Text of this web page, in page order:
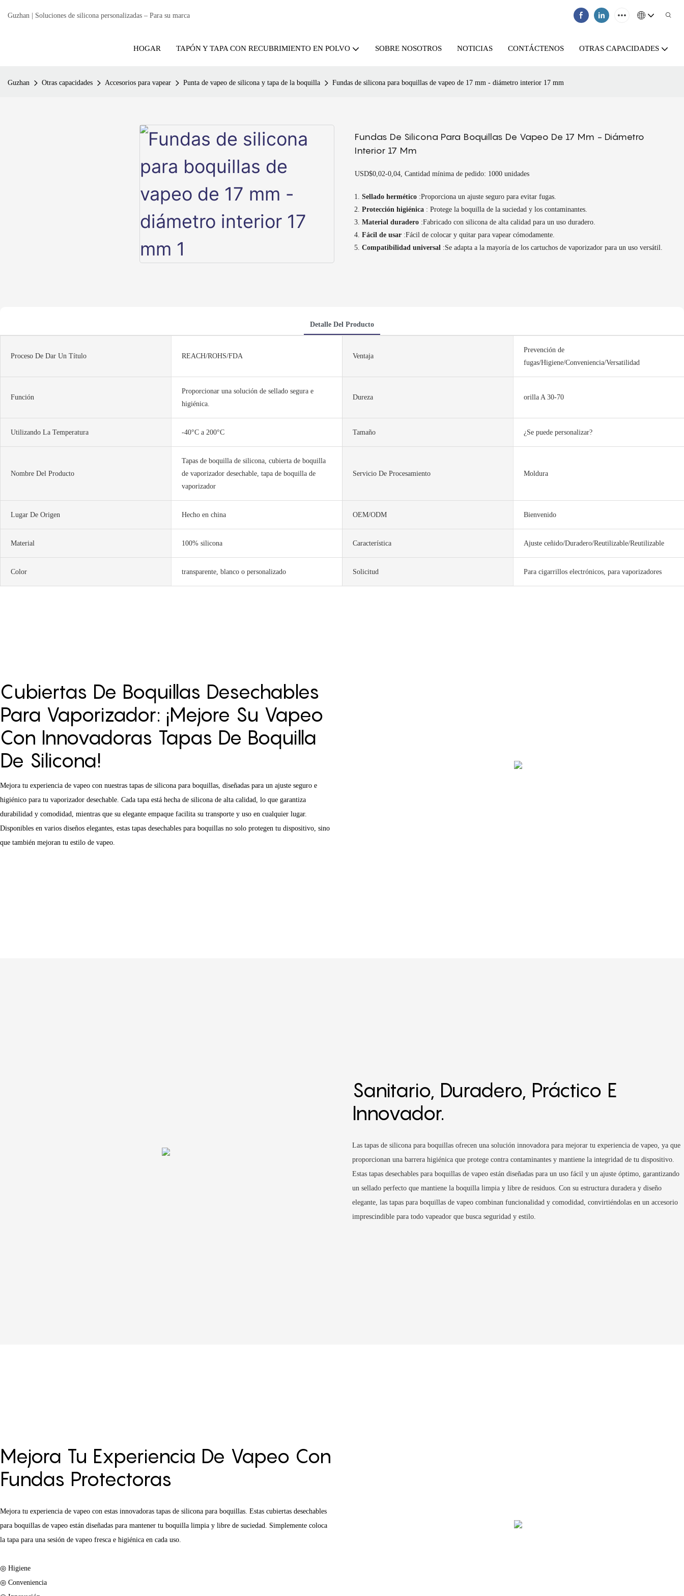
Guzhan | Soluciones de silicona personalizadas – Para su marca
HOGAR TAPÓN Y TAPA CON RECUBRIMIENTO EN POLVO SOBRE NOSOTROS NOTICIAS CONTÁCTENOS OTRAS CAPACIDADES
Guzhan Otras capacidades Accesorios para vapear Punta de vapeo de silicona y tapa de la boquilla Fundas de silicona para boquillas de vapeo de 17 mm - diámetro interior 17 mm
Fundas De Silicona Para Boquillas De Vapeo De 17 Mm - Diámetro
Interior 17 Mm
USD$0,02-0,04, Cantidad mínima de pedido: 1000 unidades
Sellado hermético :Proporciona un ajuste seguro para evitar fugas.
Protección higiénica : Protege la boquilla de la suciedad y los contaminantes.
Material duradero :Fabricado con silicona de alta calidad para un uso duradero.
Fácil de usar :Fácil de colocar y quitar para vapear cómodamente.
Compatibilidad universal :Se adapta a la mayoría de los cartuchos de vaporizador para un uso versátil.
Detalle Del Producto
Proceso De Dar Un Título REACH/ROHS/FDA Ventaja
Prevención de
fugas/Higiene/Conveniencia/Versatilidad
Función
Proporcionar una solución de sellado segura e
higiénica.
Dureza orilla A 30-70
Utilizando La Temperatura -40°C a 200°C Tamaño ¿Se puede personalizar?
Nombre Del Producto
Tapas de boquilla de silicona, cubierta de boquilla
de vaporizador desechable, tapa de boquilla de
vaporizador
Servicio De Procesamiento Moldura
Lugar De Origen Hecho en china OEM/ODM Bienvenido
Material 100% silicona Característica Ajuste ceñido/Duradero/Reutilizable/Reutilizable
Color transparente, blanco o personalizado Solicitud Para cigarrillos electrónicos, para vaporizadores
Cubiertas De Boquillas Desechables
Para Vaporizador: ¡mejore Su Vapeo
Con Innovadoras Tapas De Boquilla
De Silicona!
Mejora tu experiencia de vapeo con nuestras tapas de silicona para boquillas, diseñadas para un ajuste seguro e
higiénico para tu vaporizador desechable. Cada tapa está hecha de silicona de alta calidad, lo que garantiza
durabilidad y comodidad, mientras que su elegante empaque facilita su transporte y uso en cualquier lugar.
Disponibles en varios diseños elegantes, estas tapas desechables para boquillas no solo protegen tu dispositivo, sino
que también mejoran tu estilo de vapeo.
Sanitario, Duradero, Práctico E
Innovador.
Las tapas de silicona para boquillas ofrecen una solución innovadora para mejorar tu experiencia de vapeo, ya que
proporcionan una barrera higiénica que protege contra contaminantes y mantiene la integridad de tu dispositivo.
Estas tapas desechables para boquillas de vapeo están diseñadas para un uso fácil y un ajuste óptimo, garantizando
un sellado perfecto que mantiene la boquilla limpia y libre de residuos. Con su estructura duradera y diseño
elegante, las tapas para boquillas de vapeo combinan funcionalidad y comodidad, convirtiéndolas en un accesorio
imprescindible para todo vapeador que busca seguridad y estilo.
Mejora Tu Experiencia De Vapeo Con
Fundas Protectoras
Mejora tu experiencia de vapeo con estas innovadoras tapas de silicona para boquillas. Estas cubiertas desechables
para boquillas de vapeo están diseñadas para mantener tu boquilla limpia y libre de suciedad. Simplemente coloca
la tapa para una sesión de vapeo fresca e higiénica en cada uso.
◎ Higiene
◎ Conveniencia